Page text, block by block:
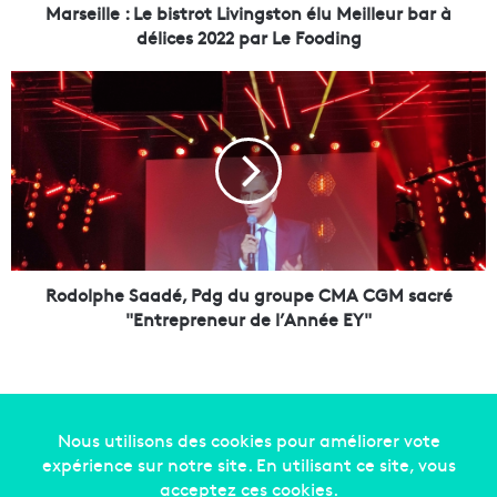
b
i
r
o
i
Marseille : Le bistrot Livingston élu Meilleur bar à
délices 2022 par Le Fooding
R
o
l
p
e
S
Rodolphe Saadé, Pdg du groupe CMA CGM sacré
"Entrepreneur de l’Année EY"
Copyright © 2014-2022Made in Marseille. Tous droits